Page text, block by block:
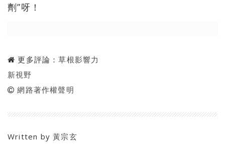
劑”呀！
更多評論：草根影響力
新視野
網路著作權聲明
Written by黃宗玄